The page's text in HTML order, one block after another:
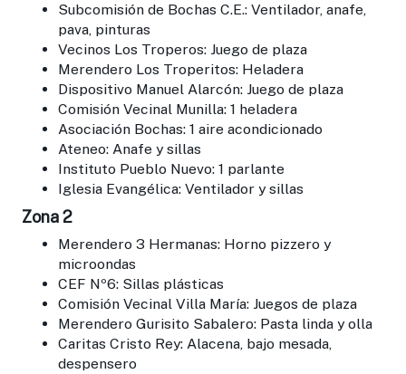
Subcomisión de Bochas C.E.: Ventilador, anafe,
pava, pinturas
Vecinos Los Troperos: Juego de plaza
Merendero Los Troperitos: Heladera
Dispositivo Manuel Alarcón: Juego de plaza
Comisión Vecinal Munilla: 1 heladera
Asociación Bochas: 1 aire acondicionado
Ateneo: Anafe y sillas
Instituto Pueblo Nuevo: 1 parlante
Iglesia Evangélica: Ventilador y sillas
Zona 2
Merendero 3 Hermanas: Horno pizzero y
microondas
CEF Nº6: Sillas plásticas
Comisión Vecinal Villa María: Juegos de plaza
Merendero Gurisito Sabalero: Pasta linda y olla
Caritas Cristo Rey: Alacena, bajo mesada,
despensero